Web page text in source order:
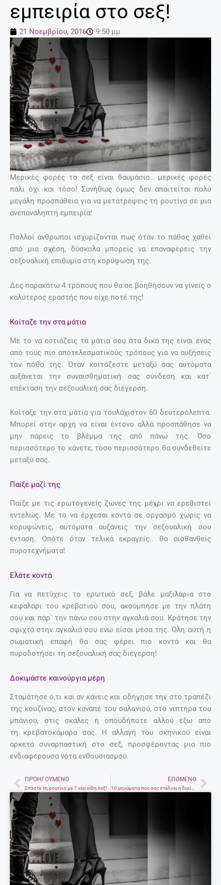
εμπειρία στο σεξ!
21 Νοεμβρίου, 2016 9:50 μμ
Μερικές φορές το σεξ είναι θαυμάσιο.. μερικές φορές
πάλι όχι και τόσο! Συνήθως όμως δεν απαιτείται πολύ
μεγάλη προσπάθεια για να μετατρέψεις τη ρουτίνα σε μια
ανεπανάληπτη εμπειρία!
Πολλοί άνθρωποι ισχυρίζονται πως όταν το πάθος χαθεί
από μια σχέση, δύσκολα μπορείς να επαναφέρεις την
σεξουαλική επιθυμία στη κορύφωση της.
Δες παρακάτω 4 τρόπους που θα σε βοηθήσουν να γίνεις ο
καλύτερος εραστής που είχε ποτέ της!
Κοίταζε την στα μάτια
Με το να εστιάζεις τα μάτια σου στα δικά της είναι ένας
από τους πιο αποτελεσματικούς τρόπους για να αυξήσεις
τον πόθο της. Όταν κοιτάζεστε μεταξύ σας αυτόματα
αυξάνεται την συναισθηματική σας σύνδεση και κατ΄
επέκταση την σεξουαλική σας διέγερση.
Κοίταξε την στα μάτια για τουλάχιστον 60 δευτερόλεπτα.
Μπορεί στην αρχή να είναι έντονο αλλά προσπάθησε να
μην πάρεις το βλέμμα της από πάνω της. Όσο
περισσότερο το κάνετε, τόσο περισσότερο θα συνδεθείτε
μεταξύ σας.
Παίξε μαζί της
Παίξε με τις ερωτογενείς ζώνες της μέχρι να ερεθιστεί
εντελώς. Με το να έρχεσαι κοντά σε οργασμό χωρίς να
κορυφώνεις, αυτόματα αυξάνεις την σεξουαλική σου
ένταση. Οπότε όταν τελικά εκραγείς.. θα αισθανθείς
πυροτεχνήματα!
Ελάτε κοντά
Για να πετύχεις το ερωτικό σεξ, βάλε μαξιλάρια στο
κεφαλάρι του κρεβατιού σου, ακούμπησε με την πλάτη
σου και πάρ´ την πάνω σου στην αγκαλιά σου. Κράτησε την
σφιχτά στην αγκαλιά σου ενώ είσαι μέσα της. Όλη αυτή η
σωματική επαφή θα σας φέρει πιο κοντά και θα
πυροδοτήσει τη σεξουαλική σας διέγερση!
Δοκιμάστε καινούργια μέρη
Σταμάτησε ό,τι και αν κάνεις και οδήγησε την στο τραπέζι
της κουζίνας, στον καναπέ του σαλονιού, στο νιπτήρα του
μπάνιου, στις σκάλες ή οπουδήποτε αλλού έξω από
τη κρεβατοκάμαρα σας. Η αλλαγή του σκηνικού είναι
αρκετά συναρπαστική στο σεξ, προσφέροντας μια πιο
ενδιαφέρουσα νότα ενθουσιασμού.
Prev
ΠΡΟΗΓΟΎΜΕΝΟ
Σπάστε τη ρουτίνα με 7 νέα είδη σεξ!
ΕΠΌΜΕΝΟ